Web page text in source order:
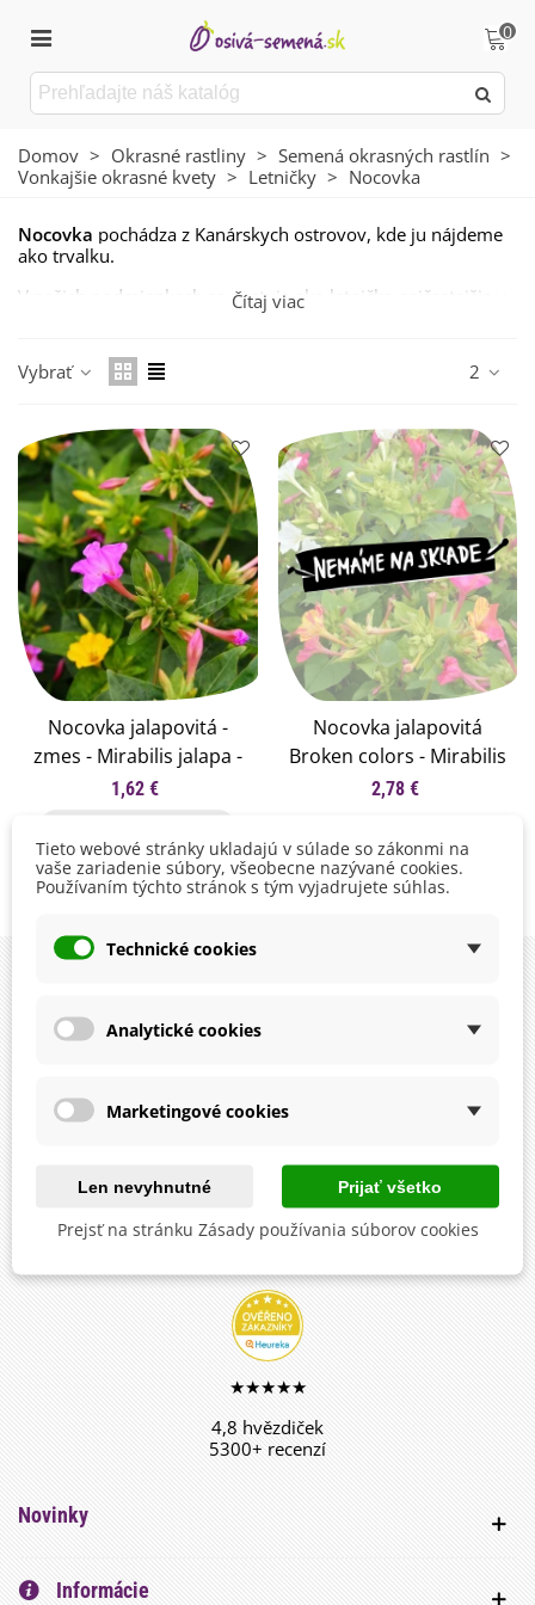
0
Domov > Okrasné rastliny > Semená okrasných rastlín >
Vonkajšie okrasné kvety > Letničky > Nocovka
Nocovka pochádza z Kanárskych ostrovov, kde ju nájdeme
ako trvalku.
V našich podmienkach sa pestuje ako letnička najčastejšie v
kvetináčoch a ďalších pestovateľských nádobách. Jej
Čítaj viac
Vybrať 2
Nocovka jalapovitá -
zmes - Mirabilis jalapa -
semená - 6 ks
1,62 €
Nocovka jalapovitá
Broken colors - Mirabilis
jalapa - semená nocovky
2,78 €
facebook
★★★★★
4,8 hvězdiček
5300+ recenzí
Novinky
Informácie
Tieto webové stránky ukladajú v súlade so zákonmi na
vaše zariadenie súbory, všeobecne nazývané cookies.
Používaním týchto stránok s tým vyjadrujete súhlas.
Technické cookies
Analytické cookies
Marketingové cookies
Len nevyhnutné Prijať všetko
Prejsť na stránku Zásady používania súborov cookies